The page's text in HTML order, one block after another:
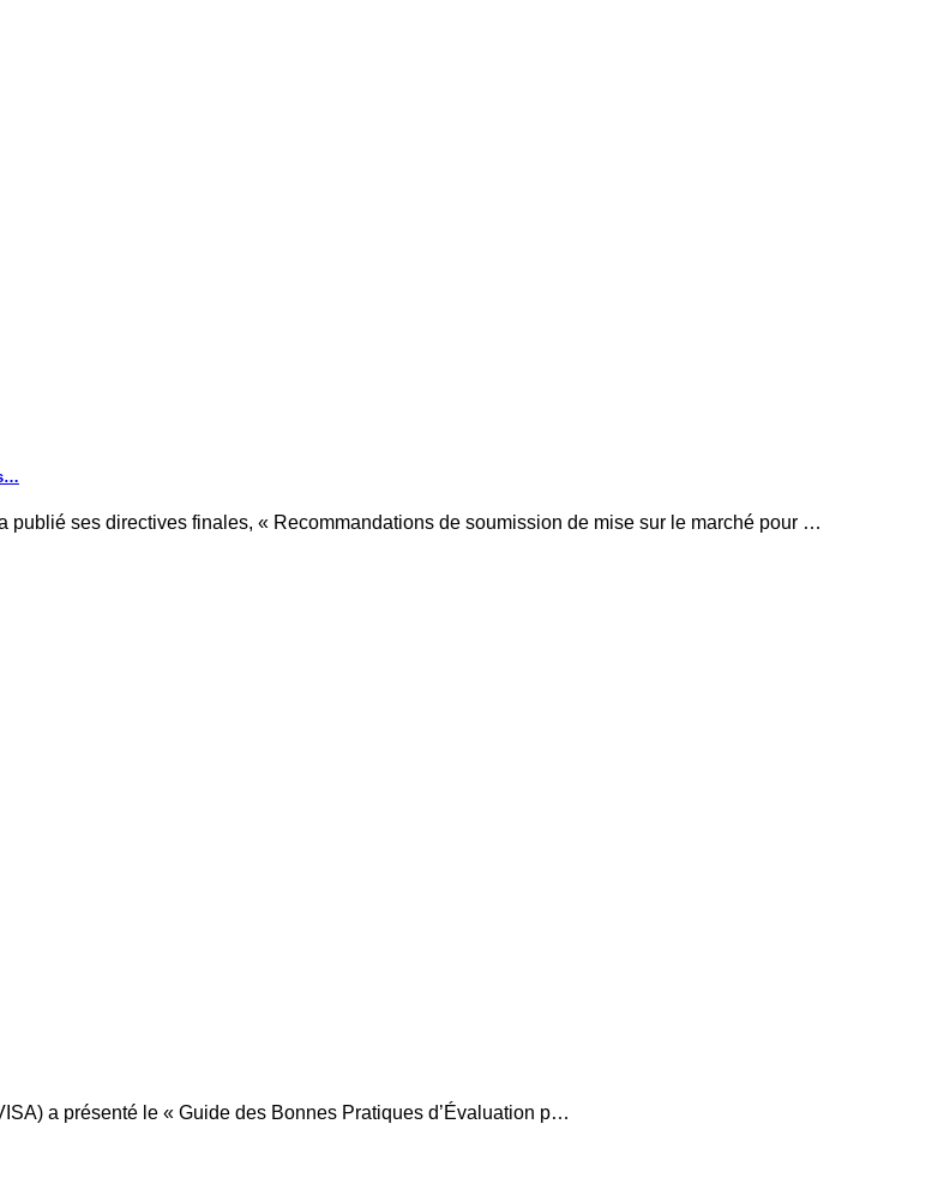
ses directives finales, « Recommandations de soumission de mise sur le marché pour …
a présenté le « Guide des Bonnes Pratiques d’Évaluation p…